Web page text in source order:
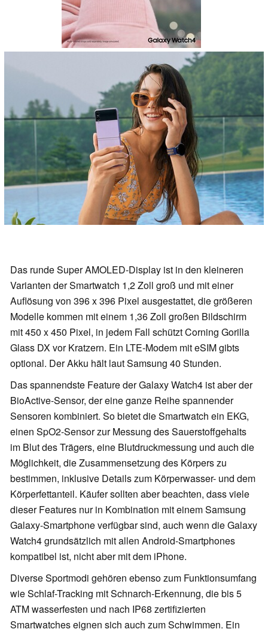
Das runde Super AMOLED-Display ist in den kleineren
Varianten der Smartwatch 1,2 Zoll groß und mit einer
Auflösung von 396 x 396 Pixel ausgestattet, die größeren
Modelle kommen mit einem 1,36 Zoll großen Bildschirm
mit 450 x 450 Pixel, in jedem Fall schützt Corning Gorilla
Glass DX vor Kratzern. Ein LTE-Modem mit eSIM gibts
optional. Der Akku hält laut Samsung 40 Stunden.
Das spannendste Feature der Galaxy Watch4 ist aber der
BioActive-Sensor, der eine ganze Reihe spannender
Sensoren kombiniert. So bietet die Smartwatch ein EKG,
einen SpO2-Sensor zur Messung des Sauerstoffgehalts
im Blut des Trägers, eine Blutdruckmessung und auch die
Möglichkeit, die Zusammensetzung des Körpers zu
bestimmen, inklusive Details zum Körperwasser- und dem
Körperfettanteil. Käufer sollten aber beachten, dass viele
dieser Features nur in Kombination mit einem Samsung
Galaxy-Smartphone verfügbar sind, auch wenn die Galaxy
Watch4 grundsätzlich mit allen Android-Smartphones
kompatibel ist, nicht aber mit dem iPhone.
Diverse Sportmodi gehören ebenso zum Funktionsumfang
wie Schlaf-Tracking mit Schnarch-Erkennung, die bis 5
ATM wasserfesten und nach IP68 zertifizierten
Smartwatches eignen sich auch zum Schwimmen. Ein